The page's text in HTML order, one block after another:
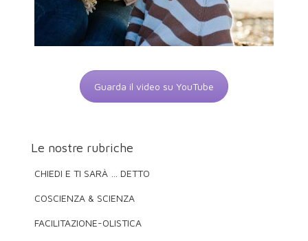
Guarda il video su YouTube
Le nostre rubriche
CHIEDI E TI SARÀ … DETTO
COSCIENZA & SCIENZA
FACILITAZIONE-OLISTICA